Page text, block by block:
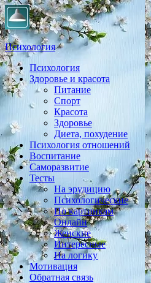
Психология
Практическая психология,
здоровье, воспитание,
Психология
Здоровье и красота
Питание
Спорт
Красота
Здоровье
Диета, похудение
Психология отношений
Воспитание
Саморазвитие
Тесты
На эрудицию
Психологические
По картинкам
Онлайн
Женские
Интересные
На логику
Мотивация
Обратная связь